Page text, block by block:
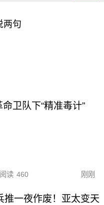
两句
卫队下“精准毒计”
阅读 460 刚刚
推一夜作废！亚太变天